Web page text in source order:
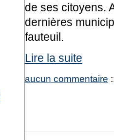
de ses citoyens.
dernières
fauteuil.
Lire la suite
aucun commentaire